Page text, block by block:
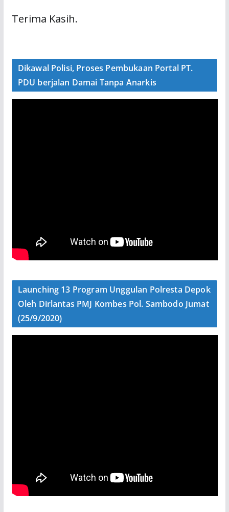
Terima Kasih.
Dikawal Polisi, Proses Pembukaan Portal PT.
PDU berjalan Damai Tanpa Anarkis
Launching 13 Program Unggulan Polresta Depok
Oleh Dirlantas PMJ Kombes Pol. Sambodo Jumat
(25/9/2020)